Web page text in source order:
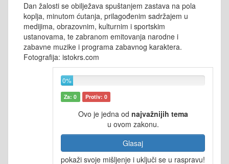
Dan žalosti se obilježava spuštanjem zastava na pola
koplja, minutom ćutanja, prilagođenim sadržajem u
medijima, obrazovnim, kulturnim i sportskim
ustanovama, te zabranom emitovanja narodne i
zabavne muzike i programa zabavnog karaktera.
Fotografija: istokrs.com
0%
Za: 0 Protiv: 0
Ovo je jedna od najvažnijih tema
u ovom zakonu.
Glasaj
pokaži svoje mišljenje i uključi se u raspravu!